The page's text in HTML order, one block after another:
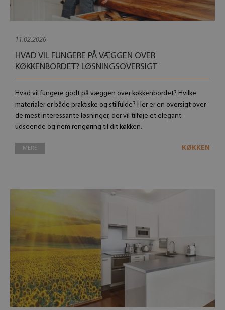
11.02.2026
HVAD VIL FUNGERE PÅ VÆGGEN OVER
KØKKENBORDET? LØSNINGSOVERSIGT
Hvad vil fungere godt på væggen over køkkenbordet? Hvilke
materialer er både praktiske og stilfulde? Her er en oversigt over
de mest interessante løsninger, der vil tilføje et elegant
udseende og nem rengøring til dit køkken.
MERE KØKKEN